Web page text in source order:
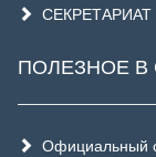
СЕКРЕТАРИАТ
ПОЛЕЗНОЕ В
Официальный